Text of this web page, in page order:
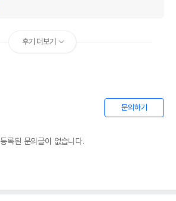
후기 더보기
문의하기
등록된 문의글이 없습니다.